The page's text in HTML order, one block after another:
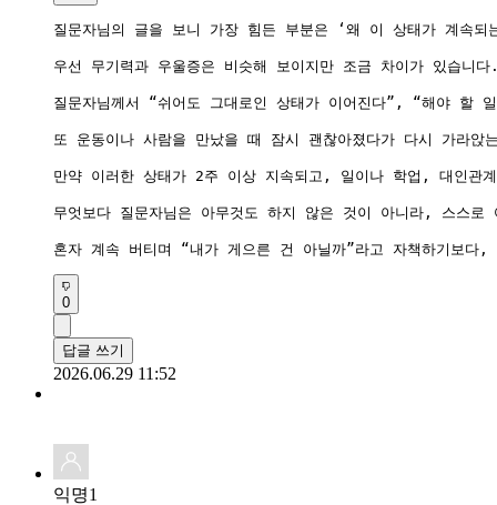
질문자님의 글을 보니 가장 힘든 부분은 ‘왜 이 상태가 계속
우선 무기력과 우울증은 비슷해 보이지만 조금 차이가 있습
질문자님께서 “쉬어도 그대로인 상태가 이어진다”, “해야 할
또 운동이나 사람을 만났을 때 잠시 괜찮아졌다가 다시 가라
만약 이러한 상태가 2주 이상 지속되고, 일이나 학업, 대인관
무엇보다 질문자님은 아무것도 하지 않은 것이 아니라, 스스
혼자 계속 버티며 “내가 게으른 건 아닐까”라고 자책하기보
0
답글 쓰기
2026.06.29 11:52
익명1